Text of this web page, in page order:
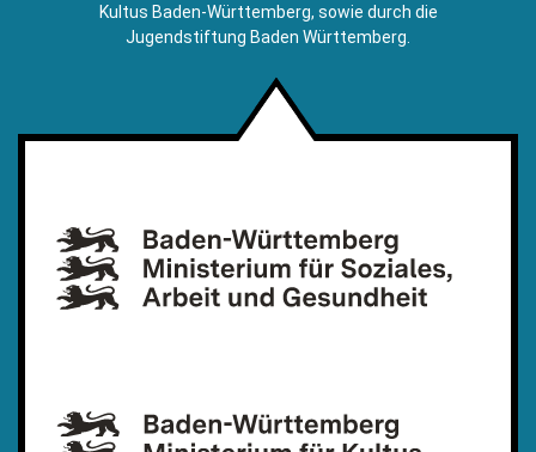
Kultus Baden-Württemberg, sowie durch die
Jugendstiftung Baden Württemberg.